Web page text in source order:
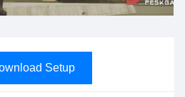
Setup